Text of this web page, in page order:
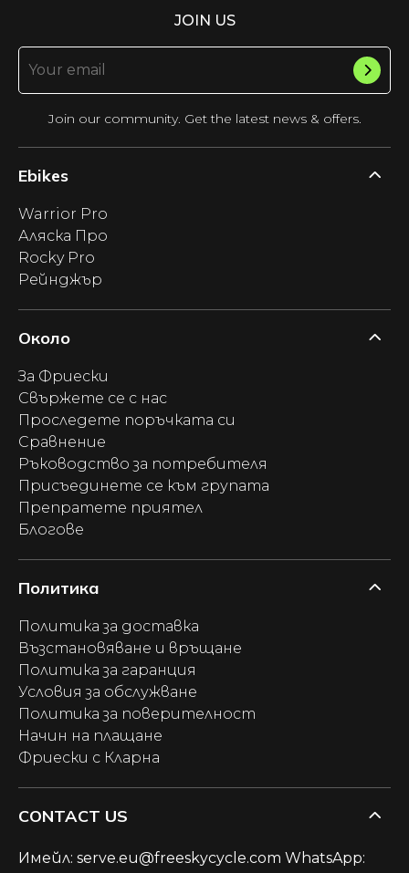
JOIN US
Join our community. Get the latest news & offers.
Ebikes
Warrior Pro
Аляска Про
Rocky Pro
Рейнджър
Около
За Фриески
Свържете се с нас
Проследете поръчката си
Сравнение
Ръководство за потребителя
Присъединете се към групата
Препратете приятел
Блогове
Политика
Политика за доставка
Възстановяване и връщане
Политика за гаранция
Условия за обслужване
Политика за поверителност
Начин на плащане
Фриески с Кларна
CONTACT US
Имейл: serve.eu@freeskycycle.com WhatsApp: